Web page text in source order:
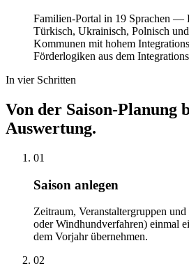
Familien-Portal in 19 Sprachen —
Türkisch, Ukrainisch, Polnisch
Kommunen mit hohem
Förderlogiken aus dem
In vier Schritten
Von der Saison-Planung
Auswertung.
01
Saison anlegen
Zeitraum, Veranstaltergruppen
oder Windhundverfahren) einmal
dem Vorjahr übernehmen.
02